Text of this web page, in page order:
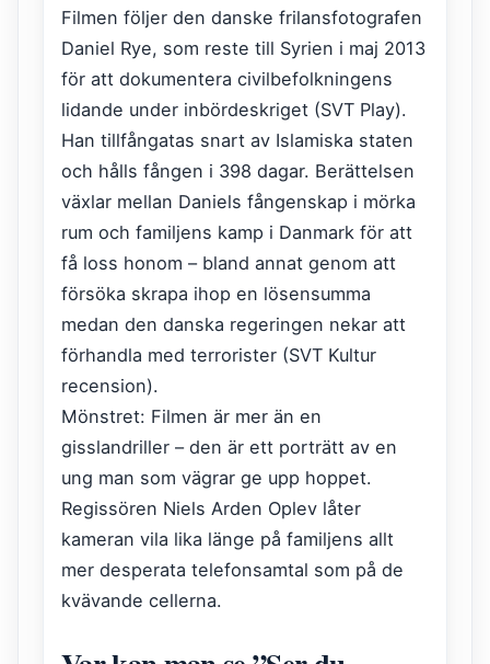
Filmen följer den danske frilansfotografen
Daniel Rye, som reste till Syrien i maj 2013
för att dokumentera civilbefolkningens
lidande under inbördeskriget (SVT Play).
Han tillfångatas snart av Islamiska staten
och hålls fången i 398 dagar. Berättelsen
växlar mellan Daniels fångenskap i mörka
rum och familjens kamp i Danmark för att
få loss honom – bland annat genom att
försöka skrapa ihop en lösensumma
medan den danska regeringen nekar att
förhandla med terrorister (SVT Kultur
recension).
Mönstret: Filmen är mer än en
gisslandriller – den är ett porträtt av en
ung man som vägrar ge upp hoppet.
Regissören Niels Arden Oplev låter
kameran vila lika länge på familjens allt
mer desperata telefonsamtal som på de
kvävande cellerna.